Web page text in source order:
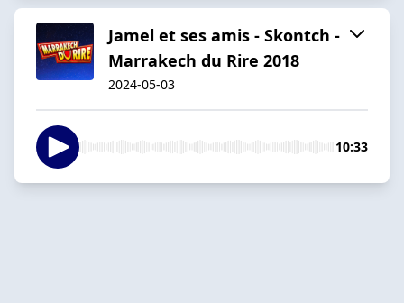
Jamel et ses amis - Skontch -
Marrakech du Rire 2018
2024-05-03
10:33